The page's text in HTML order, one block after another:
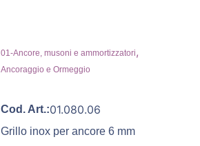
01-Ancore, musoni e ammortizzatori,
Ancoraggio e Ormeggio
Cod. Art.:01.080.06
Grillo inox per ancore 6 mm